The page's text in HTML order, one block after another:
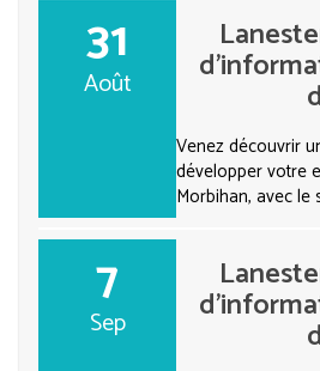
31
Août
Venez découvrir
développer votre
Morbihan, avec le
7
Sep